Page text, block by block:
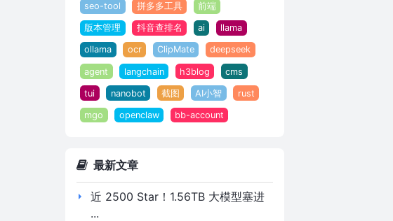
seo-tool 拼多多工具 前端
版本管理 抖音查排名 ai llama
ollama ocr ClipMate deepseek
agent langchain h3blog cms
tui nanobot 截图 AI小智 rust
mgo openclaw bb-account
最新文章
近 2500 Star！1.56TB 大模型塞进
...